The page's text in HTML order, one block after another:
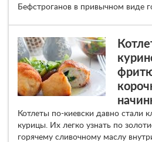
Бефстроганов в привычном виде
Котлеты по-киевски давно стали
курицы. Их легко узнать по
горячему сливочному маслу